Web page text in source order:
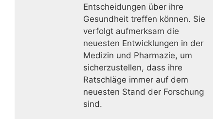
Entscheidungen über ihre
Gesundheit treffen können. Sie
verfolgt aufmerksam die
neuesten Entwicklungen in der
Medizin und Pharmazie, um
sicherzustellen, dass ihre
Ratschläge immer auf dem
neuesten Stand der Forschung
sind.